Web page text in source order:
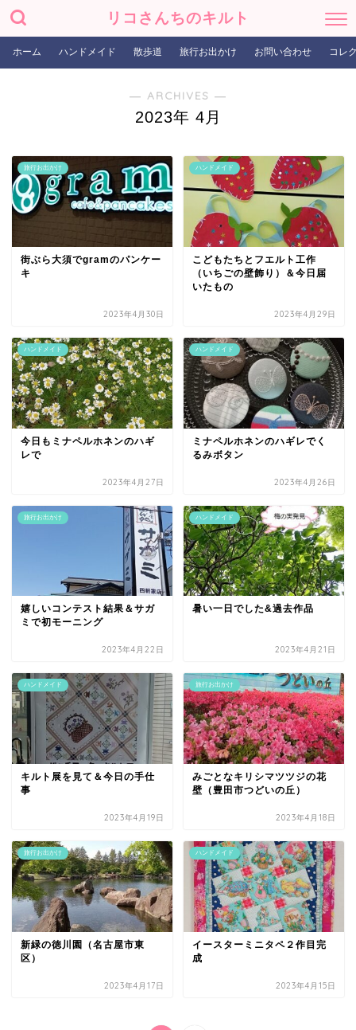
リコさんちのキルト
ホーム ハンドメイド 散歩道 旅行お出かけ お問い合わせ コレ
― ARCHIVES ―
2023年 4月
旅行お出かけ
街ぶら大須でgramのパンケー
キ
2023年4月30日
ハンドメイド
こどもたちとフエルト工作
（いちごの壁飾り）＆今日届
いたもの
2023年4月29日
ハンドメイド
今日もミナペルホネンのハギ
レで
2023年4月27日
ハンドメイド
ミナペルホネンのハギレでく
るみボタン
2023年4月26日
旅行お出かけ
嬉しいコンテスト結果＆サガ
ミで初モーニング
2023年4月22日
ハンドメイド
暑い一日でした&過去作品
2023年4月21日
ハンドメイド
キルト展を見て＆今日の手仕
事
2023年4月19日
旅行お出かけ
みごとなキリシマツツジの花
壁（豊田市つどいの丘）
2023年4月18日
旅行お出かけ
新緑の徳川園（名古屋市東
区）
2023年4月17日
ハンドメイド
イースターミニタペ２作目完
成
2023年4月15日